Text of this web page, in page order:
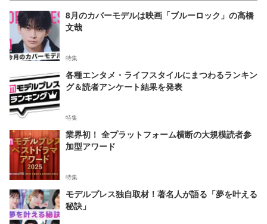
8月のカバーモデルは映画「ブルーロック」の高橋
文哉
特集
各種エンタメ・ライフスタイルにまつわるランキン
グ＆読者アンケート結果を発表
特集
業界初！ 全プラットフォーム横断の大規模読者参
加型アワード
特集
モデルプレス独自取材！著名人が語る「夢を叶える
秘訣」